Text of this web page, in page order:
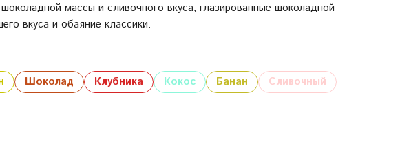
массы и сливочного вкуса, глазированные шоколадной
вкуса и обаяние классики.
Шоколад Клубника Кокос Банан
Сливочный